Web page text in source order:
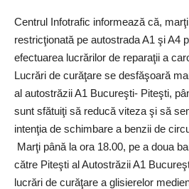
Centrul Infotrafic informează că,
restricţionată pe autostrada A1 şi A4
efectuarea lucrărilor de reparaţii a
Lucrări de curăţare se desfăşoară
al autostrăzii A1 Bucureşti- Piteşti,
sunt sfătuiţi să reducă viteza şi să
intenţia de schimbare a benzii de
Marţi până la ora 18.00, pe a doua
către Piteşti al Autostrăzii A1
lucrări de curăţare a glisierelor